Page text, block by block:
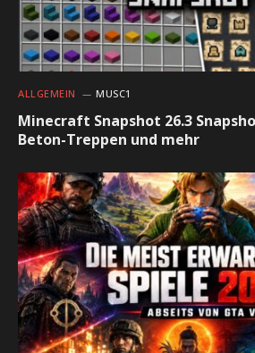
ALLGEMEIN MUSC1
Minecraft Snapshot 26.3
Beton-Treppen und mehr